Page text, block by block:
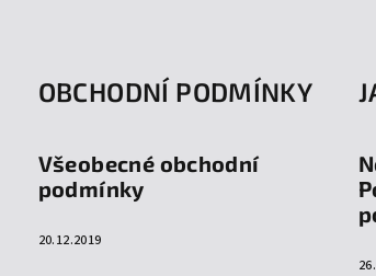
OBCHODNÍ PODMÍNKY
Všeobecné obchodní
podmínky
20.12.2019